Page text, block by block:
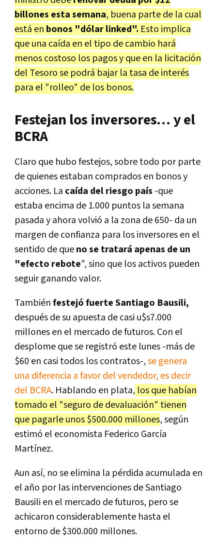
billones esta semana, buena parte de la cual
está en bonos "dólar linked". Esto implica
que una caída en el tipo de cambio hará
menos costoso los pagos y que en la licitación
del Tesoro se podrá bajar la tasa de interés
para el "rolleo" de los bonos.
Festejan los inversores… y el
BCRA
Claro que hubo festejos, sobre todo por parte
de quienes estaban comprados en bonos y
acciones. La caída del riesgo país -que
estaba encima de 1.000 puntos la semana
pasada y ahora volvió a la zona de 650- da un
margen de confianza para los inversores en el
sentido de queno se tratará apenas de un
"efecto rebote", sino que los activos pueden
seguir ganando valor.
Tambiénfestejó fuerte Santiago Bausili,
después de su apuesta de casi u$s7.000
millones en el mercado de futuros. Con el
desplome que se registró este lunes -más de
$60 en casi todos los contratos-,se genera
una diferencia a favor del vendedor, es decir
del BCRA. Hablando en plata, los que habían
tomado el "seguro de devaluación" tienen
que pagarle unos $500.000 millones, según
estimó el economista Federico García
Martínez.
Aun así, no se elimina la pérdida acumulada en
el año por las intervenciones de Santiago
Bausili en el mercado de futuros, pero se
achicaron considerablemente hasta el
entorno de $300.000 millones.